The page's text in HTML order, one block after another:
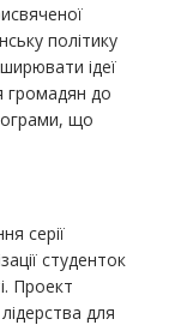
політику
ідеї
громадян до
що
серії
студенток
Проект
для